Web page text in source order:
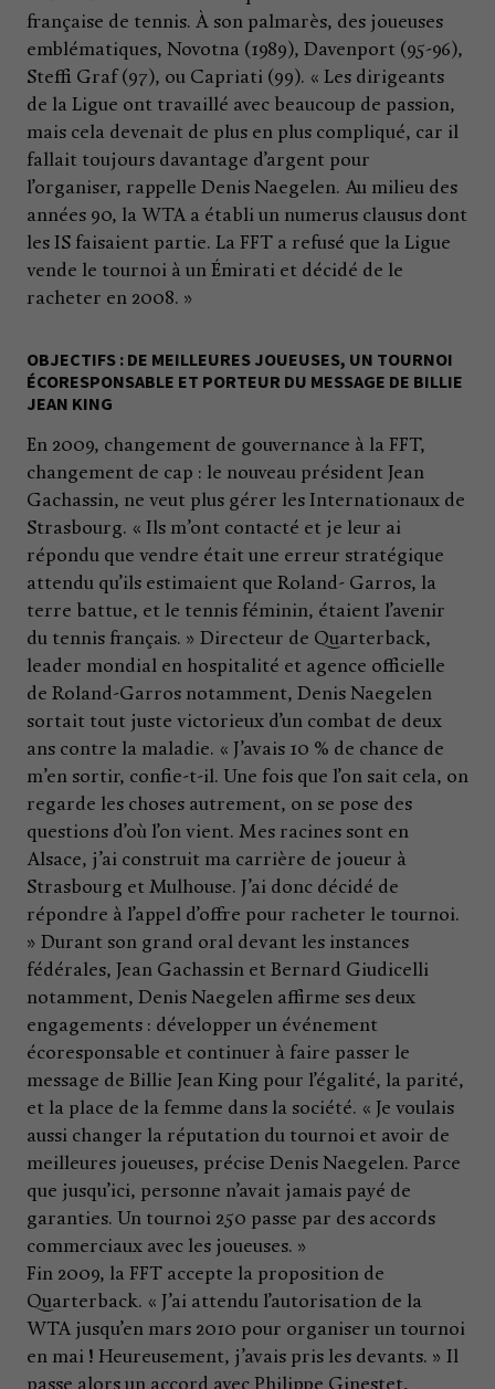
française de tennis. À son palmarès, des joueuses
emblématiques, Novotna (1989), Davenport (95-96),
Steffi Graf (97), ou Capriati (99). « Les dirigeants
de la Ligue ont travaillé avec beaucoup de passion,
mais cela devenait de plus en plus compliqué, car il
fallait toujours davantage d’argent pour
l’organiser, rappelle Denis Naegelen. Au milieu des
années 90, la WTA a établi un numerus clausus dont
les IS faisaient partie. La FFT a refusé que la Ligue
vende le tournoi à un Émirati et décidé de le
racheter en 2008. »
OBJECTIFS : DE MEILLEURES JOUEUSES, UN TOURNOI
ÉCORESPONSABLE ET PORTEUR DU MESSAGE DE BILLIE
JEAN KING
En 2009, changement de gouvernance à la FFT,
changement de cap : le nouveau président Jean
Gachassin, ne veut plus gérer les Internationaux de
Strasbourg. « Ils m’ont contacté et je leur ai
répondu que vendre était une erreur stratégique
attendu qu’ils estimaient que Roland- Garros, la
terre battue, et le tennis féminin, étaient l’avenir
du tennis français. » Directeur de Quarterback,
leader mondial en hospitalité et agence officielle
de Roland-Garros notamment, Denis Naegelen
sortait tout juste victorieux d’un combat de deux
ans contre la maladie. « J’avais 10 % de chance de
m’en sortir, confie-t-il. Une fois que l’on sait cela, on
regarde les choses autrement, on se pose des
questions d’où l’on vient. Mes racines sont en
Alsace, j’ai construit ma carrière de joueur à
Strasbourg et Mulhouse. J’ai donc décidé de
répondre à l’appel d’offre pour racheter le tournoi.
» Durant son grand oral devant les instances
fédérales, Jean Gachassin et Bernard Giudicelli
notamment, Denis Naegelen affirme ses deux
engagements : développer un événement
écoresponsable et continuer à faire passer le
message de Billie Jean King pour l’égalité, la parité,
et la place de la femme dans la société. « Je voulais
aussi changer la réputation du tournoi et avoir de
meilleures joueuses, précise Denis Naegelen. Parce
que jusqu’ici, personne n’avait jamais payé de
garanties. Un tournoi 250 passe par des accords
commerciaux avec les joueuses. »
Fin 2009, la FFT accepte la proposition de
Quarterback. « J’ai attendu l’autorisation de la
WTA jusqu’en mars 2010 pour organiser un tournoi
en mai ! Heureusement, j’avais pris les devants. » Il
passe alors un accord avec Philippe Ginestet,